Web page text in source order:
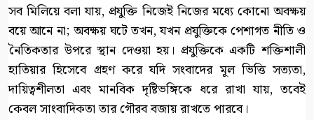
সব মিলিয়ে বলা যায়, প্রযুক্তি নিজেই নিজের মধ্যে কোনো অবক্ষয়
বয়ে আনে না; অবক্ষয় ঘটে তখন, যখন প্রযুক্তিকে পেশাগত নীতি ও
নৈতিকতার উপরে স্থান দেওয়া হয়। প্রযুক্তিকে একটি শক্তিশালী
হাতিয়ার হিসেবে গ্রহণ করে যদি সংবাদের মূল ভিত্তি সত্যতা,
দায়িত্বশীলতা এবং মানবিক দৃষ্টিভঙ্গিকে ধরে রাখা যায়, তবেই
কেবল সাংবাদিকতা তার গৌরব বজায় রাখতে পারবে।